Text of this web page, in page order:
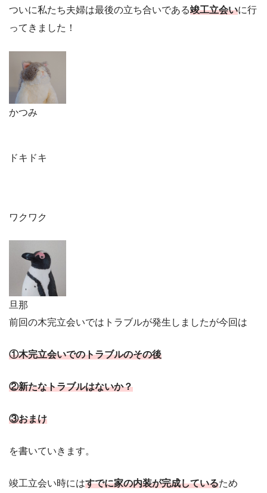
ついに私たち夫婦は最後の立ち合いである竣工立会いに行
ってきました！
かつみ
ドキドキ
ワクワク
旦那
前回の木完立会いではトラブルが発生しましたが今回は
①木完立会いでのトラブルのその後
②新たなトラブルはないか？
③おまけ
を書いていきます。
竣工立会い時にはすでに家の内装が完成しているため